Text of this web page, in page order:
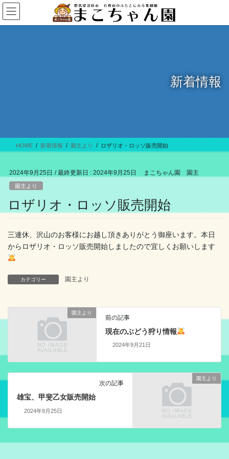
コ
ン
テ
ナ
ビ
ゲ
新着情報
HOME 新着情報 園主より ロザリオ・ロッソ販売開始
2024年9月25日 / 最終更新日 : 2024年9月25日 まこちゃん園 園主
園主より
ロザリオ・ロッソ販売開始
三連休、沢山のお客様にお越し頂きありがとう御座います。本日
からロザリオ・ロッソ販売開始しましたので宜しくお願いします
カテゴリー 園主より
園主より
前の記事
現在のぶどう狩り情報
2024年9月21日
園主より
次の記事
雄宝、甲斐乙女販売開始
2024年9月25日